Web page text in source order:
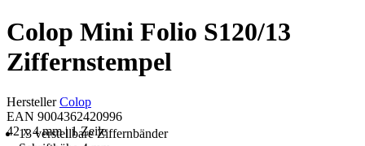
Colop Mini Folio S120/13
Ziffernstempel
HerstellerColop
EAN 9004362420996
42 x 4 mm | 1 Zeile
13 verstellbare Ziffernbänder